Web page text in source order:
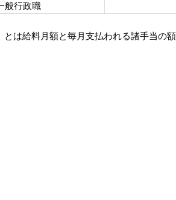
般行政職
とは給料月額と毎月支払われる諸手当の